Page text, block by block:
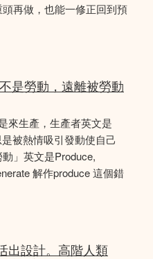
再做，也能一修正回到預
是勞動，遠離被勞動
來生產，生產者英文是
被熱情吸引發動使自己
動」英文是Produce,
解作produce 這個錯
出設計。高階人類